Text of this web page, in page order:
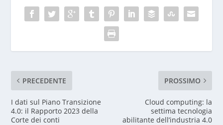
PRECEDENTE
I dati sul Piano Transizione
4.0: il Rapporto 2023 della
Corte dei conti
PROSSIMO
Cloud computing: la
settima tecnologia
abilitante dell’industria 4.0